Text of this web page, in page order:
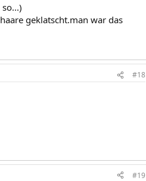
geklatscht.man war das
#18
#19